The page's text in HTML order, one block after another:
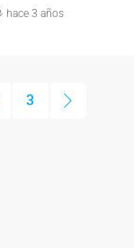
hace 3 años
3